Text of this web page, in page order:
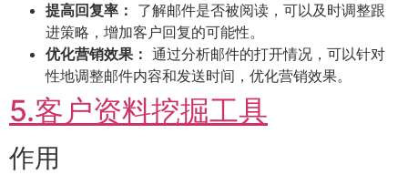
提高回复率： 了解邮件是否被阅读，可以及时调整跟
进策略，增加客户回复的可能性。
优化营销效果： 通过分析邮件的打开情况，可以针对
性地调整邮件内容和发送时间，优化营销效果。
5.客户资料挖掘工具
作用